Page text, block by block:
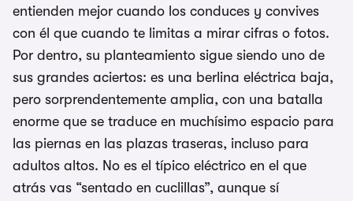
entienden mejor cuando los conduces y convives
con él que cuando te limitas a mirar cifras o fotos.
Por dentro, su planteamiento sigue siendo uno de
sus grandes aciertos: es una berlina eléctrica baja,
pero sorprendentemente amplia, con una batalla
enorme que se traduce en muchísimo espacio para
las piernas en las plazas traseras, incluso para
adultos altos. No es el típico eléctrico en el que
atrás vas “sentado en cuclillas”, aunque sí